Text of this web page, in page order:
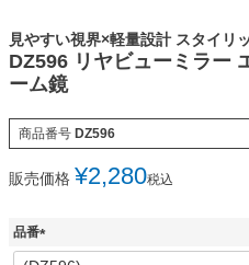
見やすい視界×軽量設計 スタイリ
DZ596 リヤビューミラー
ーム鏡
商品番号 DZ596
販売価格 ¥2,280税込
品番
(